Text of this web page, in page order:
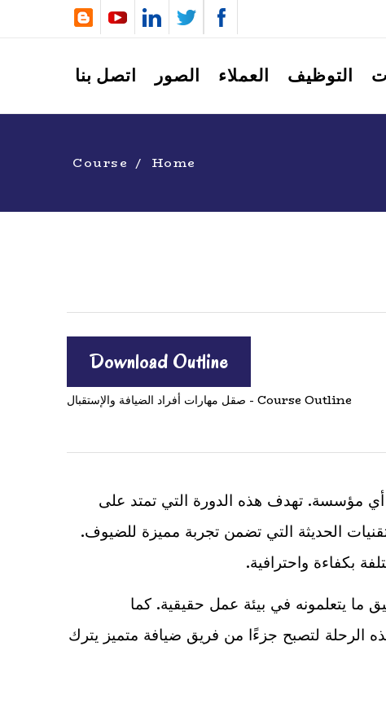
التوظيف العملاء الصور اتصل بنا
Home
Course
Download Outline
Course Outline - صقل مهارات أفراد الضيافة والإستقبال
أي مؤسسة. تهدف هذه الدورة التي تمتد على
الحديثة التي تضمن تجربة مميزة للضيوف.
بكفاءة واحترافية.
ما يتعلمونه في بيئة عمل حقيقية. كما
الرحلة لتصبح جزءًا من فريق ضيافة متميز يترك